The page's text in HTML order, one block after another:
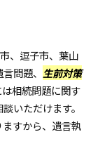
、逗子市、葉山
問題、 生前対策
相続問題に関す
いただけます。
すから、遺言執